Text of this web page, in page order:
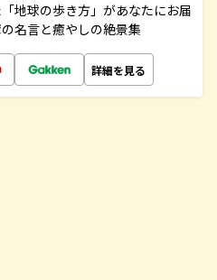
地球の歩き方」があなたにお届
名言と癒やしの絶景集
詳細を見る